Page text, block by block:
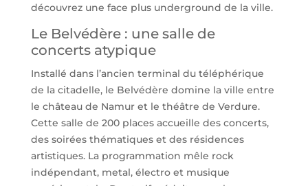
découvrez une face plus underground de la ville.
Le Belvédère : une salle de
concerts atypique
Installé dans l’ancien terminal du téléphérique
de la citadelle, le Belvédère domine la ville entre
le château de Namur et le théâtre de Verdure.
Cette salle de 200 places accueille des concerts,
des soirées thématiques et des résidences
artistiques. La programmation mêle rock
indépendant, metal, électro et musique